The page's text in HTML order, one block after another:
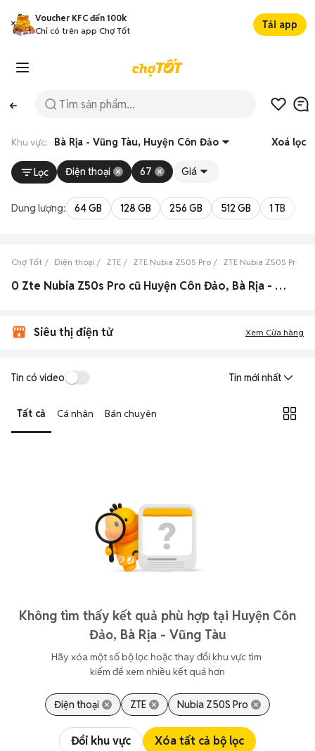
Voucher KFC đến 100k
Chỉ có trên app Chợ Tốt
Tải app
Khu vực: Bà Rịa - Vũng Tàu, Huyện Côn Đảo Xoá lọc
Lọc Điện thoại 67 Giá
Dung lượng: 64 GB 128 GB 256 GB 512 GB 1 TB
Chợ Tốt Điện thoại ZTE ZTE Nubia Z50S Pro ZTE Nubia Z50S Pro
0 Zte Nubia Z50s Pro cũ Huyện Côn Đảo, Bà Rịa - Vũng Tàu đẹp
Siêu thị điện tử Xem Cửa hàng
Tin có video Tin mới nhất
Tất cả Cá nhân Bán chuyên
Không tìm thấy kết quả phù hợp tại Huyện Côn
Đảo, Bà Rịa - Vũng Tàu
Hãy xóa một số bộ lọc hoặc thay đổi khu vực tìm
kiếm để xem nhiều kết quả hơn
Điện thoại ZTE Nubia Z50S Pro
Đổi khu vực Xóa tất cả bộ lọc